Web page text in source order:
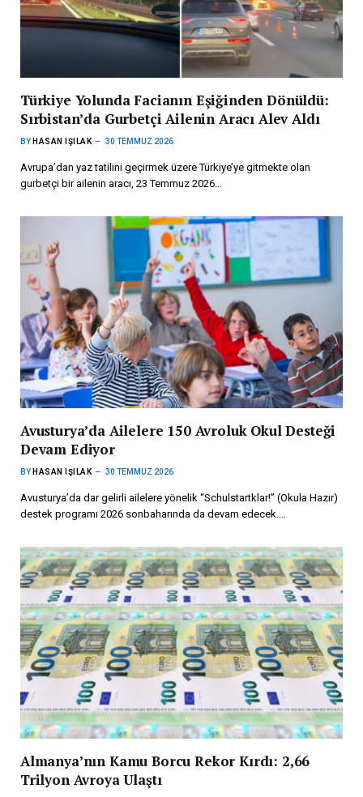
Türkiye Yolunda Facianın Eşiğinden Dönüldü:
Sırbistan’da Gurbetçi Ailenin Aracı Alev Aldı
BY HASAN IŞILAK 30 TEMMUZ 2026
Avrupa’dan yaz tatilini geçirmek üzere Türkiye’ye gitmekte olan
gurbetçi bir ailenin aracı, 23 Temmuz 2026…
Avusturya’da Ailelere 150 Avroluk Okul Desteği
Devam Ediyor
BY HASAN IŞILAK 30 TEMMUZ 2026
Avusturya’da dar gelirli ailelere yönelik “Schulstartklar!” (Okula Hazır)
destek programı 2026 sonbaharında da devam edecek.…
Almanya’nın Kamu Borcu Rekor Kırdı: 2,66
Trilyon Avroya Ulaştı